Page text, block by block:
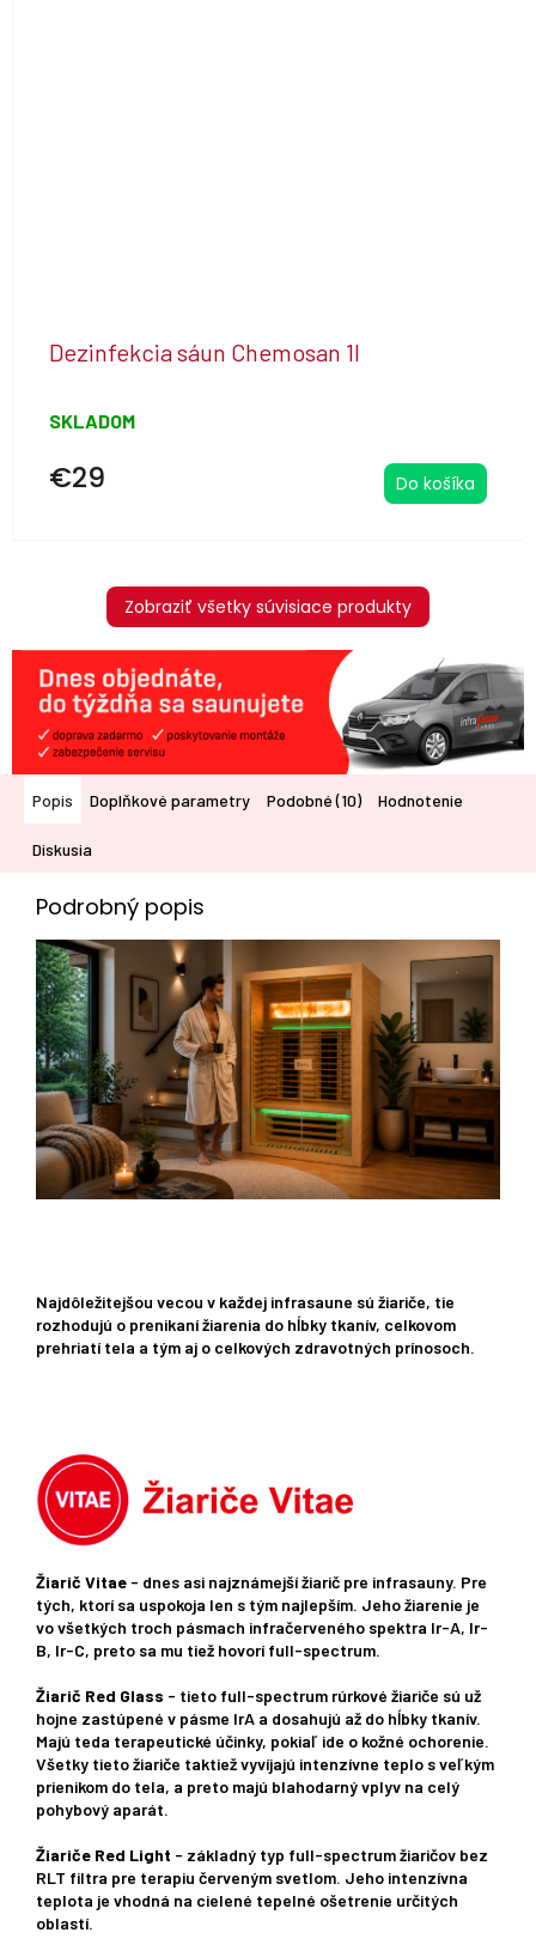
Dezinfekcia sáun Chemosan 1l
SKLADOM
€29 Do košíka
Zobraziť všetky súvisiace produkty
Popis Doplňkové parametry Podobné (10) Hodnotenie
Diskusia
Podrobný popis
Najdôležitejšou vecou v každej infrasaune sú žiariče, tie
rozhodujú o prenikaní žiarenia do hĺbky tkanív, celkovom
prehriatí tela a tým aj o celkových zdravotných prínosoch.
Žiarič Vitae - dnes asi najznámejší žiarič pre infrasauny. Pre
tých, ktorí sa uspokoja len s tým najlepším. Jeho žiarenie je
vo všetkých troch pásmach infračerveného spektra Ir-A, Ir-
B, Ir-C, preto sa mu tiež hovorí full-spectrum.
Žiarič Red Glass - tieto full-spectrum rúrkové žiariče sú už
hojne zastúpené v pásme IrA a dosahujú až do hĺbky tkanív.
Majú teda terapeutické účinky, pokiaľ ide o kožné ochorenie.
Všetky tieto žiariče taktiež vyvíjajú intenzívne teplo s veľkým
prienikom do tela, a preto majú blahodarný vplyv na celý
pohybový aparát.
Žiariče Red Light - základný typ full-spectrum žiaričov bez
RLT filtra pre terapiu červeným svetlom. Jeho intenzívna
teplota je vhodná na cielené tepelné ošetrenie určitých
oblastí.